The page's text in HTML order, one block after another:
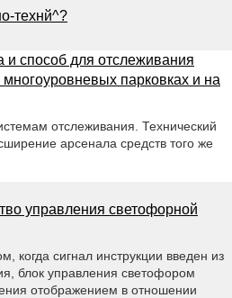
технй^?
и способ для отслеживания
парковках и на
отслеживания. Технический
арсенала средств того же
управления светофорной
когда сигнал инструкции введен из
блок управления светофором
отображением в отношении